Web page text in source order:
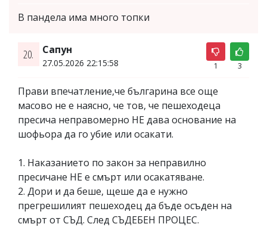
В пандела има много топки
20. Сапун
27.05.2026 22:15:58 1 3
Прави впечатление,че българина все още
масово не е наясно, че тов, че пешеходеца
пресича неправомерно НЕ дава основание на
шофьора да го убие или осакати.
1. Наказанието по закон за неправилно
пресичане НЕ е смърт или осакатяване.
2. Дори и да беше, щеше да е нужно
прегрешилият пешеходец да бъде осъден на
смърт от СЪД. След СЪДЕБЕН ПРОЦЕС.